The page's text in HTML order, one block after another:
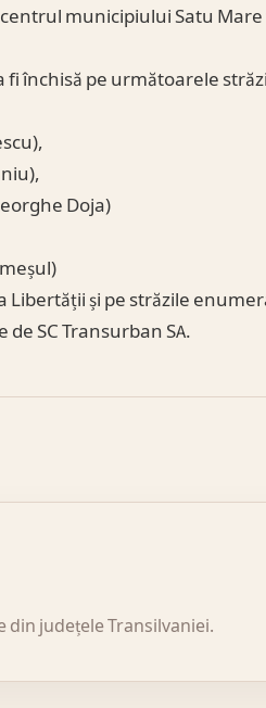
municipiului Satu Mare
închisă pe următoarele
Doja)
și pe străzile
SC Transurban SA.
județele Transilvaniei.